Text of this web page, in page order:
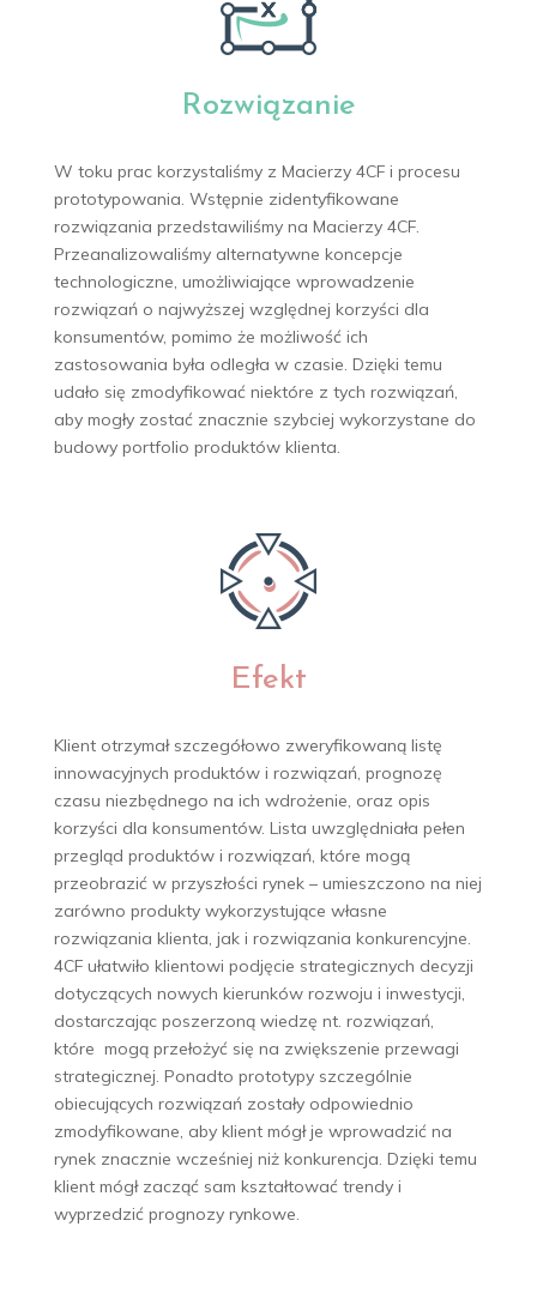
Rozwiązanie
W toku prac korzystaliśmy z Macierzy 4CF i procesu
prototypowania. Wstępnie zidentyfikowane
rozwiązania przedstawiliśmy na Macierzy 4CF.
Przeanalizowaliśmy alternatywne koncepcje
technologiczne, umożliwiające wprowadzenie
rozwiązań o najwyższej względnej korzyści dla
konsumentów, pomimo że możliwość ich
zastosowania była odległa w czasie. Dzięki temu
udało się zmodyfikować niektóre z tych rozwiązań,
aby mogły zostać znacznie szybciej wykorzystane do
budowy portfolio produktów klienta.
Efekt
Klient otrzymał szczegółowo zweryfikowaną listę
innowacyjnych produktów i rozwiązań, prognozę
czasu niezbędnego na ich wdrożenie, oraz opis
korzyści dla konsumentów. Lista uwzględniała pełen
przegląd produktów i rozwiązań, które mogą
przeobrazić w przyszłości rynek – umieszczono na niej
zarówno produkty wykorzystujące własne
rozwiązania klienta, jak i rozwiązania konkurencyjne.
4CF ułatwiło klientowi podjęcie strategicznych decyzji
dotyczących nowych kierunków rozwoju i inwestycji,
dostarczając poszerzoną wiedzę nt. rozwiązań,
które mogą przełożyć się na zwiększenie przewagi
strategicznej. Ponadto prototypy szczególnie
obiecujących rozwiązań zostały odpowiednio
zmodyfikowane, aby klient mógł je wprowadzić na
rynek znacznie wcześniej niż konkurencja. Dzięki temu
klient mógł zacząć sam kształtować trendy i
wyprzedzić prognozy rynkowe.